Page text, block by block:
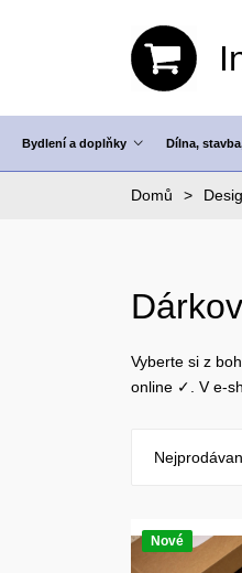
Bydlení a doplňky Dílna,
Domů
Vyberte si z
online ✓. V e-
Nové